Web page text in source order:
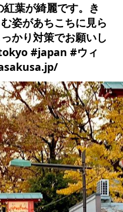
葉が綺麗です。き
姿があちこちに見ら
かり対策でお願いし
#japan #ウィ